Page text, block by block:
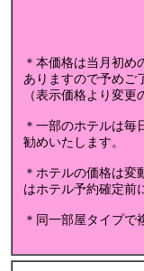
＊本価格は当月初
ありますので予めご
（表示価格より変
＊一部のホテルは
勧めいたします。
＊ホテルの価格は
はホテル予約確定前
＊同一部屋タイプで